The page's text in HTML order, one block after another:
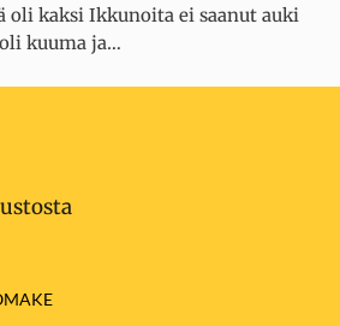
oli kaksi Ikkunoita ei saanut auki
kuuma ja…